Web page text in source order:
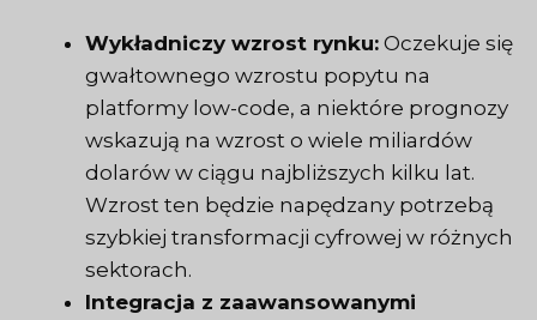
Wykładniczy wzrost rynku: Oczekuje się
gwałtownego wzrostu popytu na
platformy low-code, a niektóre prognozy
wskazują na wzrost o wiele miliardów
dolarów w ciągu najbliższych kilku lat.
Wzrost ten będzie napędzany potrzebą
szybkiej transformacji cyfrowej w różnych
sektorach.
Integracja z zaawansowanymi